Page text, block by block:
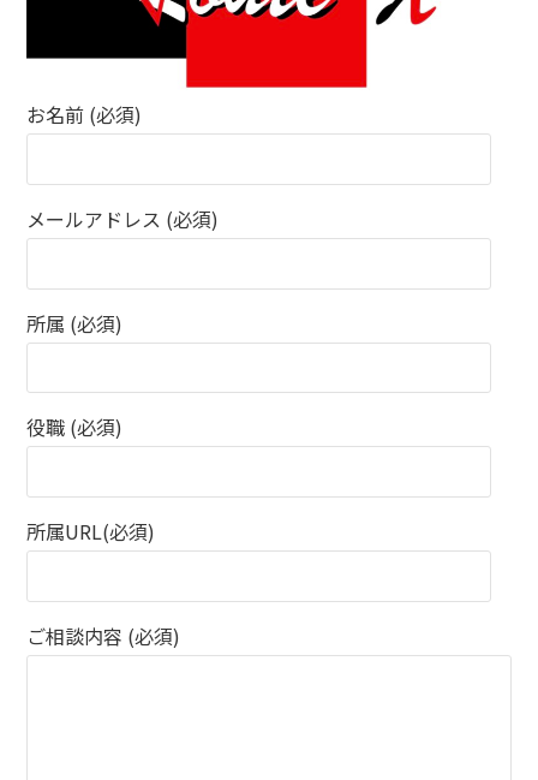
お名前 (必須)
メールアドレス (必須)
所属 (必須)
役職 (必須)
所属URL(必須)
ご相談内容 (必須)